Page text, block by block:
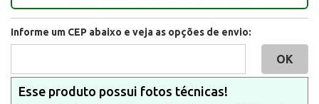
Informe um CEP abaixo e veja as opções de envio:
Esse produto possui fotos técnicas!